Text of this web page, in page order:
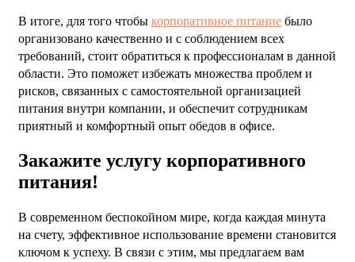
В итоге, для того чтобы корпоративное питание было
организовано качественно и с соблюдением всех
требований, стоит обратиться к профессионалам в данной
области. Это поможет избежать множества проблем и
рисков, связанных с самостоятельной организацией
питания внутри компании, и обеспечит сотрудникам
приятный и комфортный опыт обедов в офисе.
Закажите услугу корпоративного
питания!
В современном беспокойном мире, когда каждая минута
на счету, эффективное использование времени становится
ключом к успеху. В связи с этим, мы предлагаем вам